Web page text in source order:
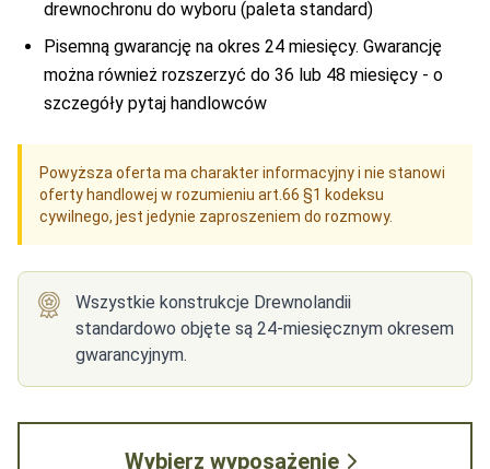
drewnochronu do wyboru (paleta standard)
Pisemną gwarancję na okres 24 miesięcy. Gwarancję
można również rozszerzyć do 36 lub 48 miesięcy - o
szczegóły pytaj handlowców
Powyższa oferta ma charakter informacyjny i nie stanowi
oferty handlowej w rozumieniu art.66 §1 kodeksu
cywilnego, jest jedynie zaproszeniem do rozmowy.
Wszystkie konstrukcje Drewnolandii
standardowo objęte są 24-miesięcznym okresem
gwarancyjnym.
Wybierz wyposażenie